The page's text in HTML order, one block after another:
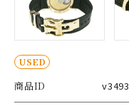
USED
商品ID v3493